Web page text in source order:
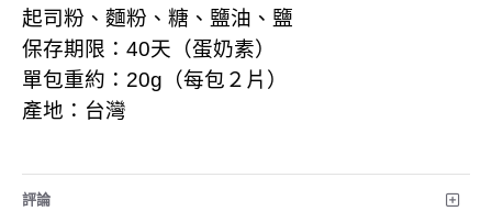
起司粉 、 麵粉、糖、鹽油、鹽
保存期限： 40天（蛋奶素）
單包重約： 20g （每包２片）
產地：台灣
評論